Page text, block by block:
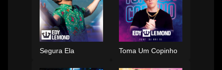
Segura Ela Toma Um Copinho